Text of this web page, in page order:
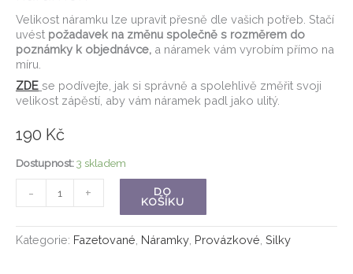
Velikost náramku lze upravit přesně dle vašich potřeb. Stačí
uvést požadavek na změnu společně s rozměrem do
poznámky k objednávce, a náramek vám vyrobím přímo na
míru.
ZDE se podívejte, jak si správně a spolehlivě změřit svoji
velikost zápěstí, aby vám náramek padl jako ulitý.
190 Kč
Dostupnost:3 skladem
- +
DO
KOŠÍKU
Kategorie: Fazetované Náramky Provázkové Silky